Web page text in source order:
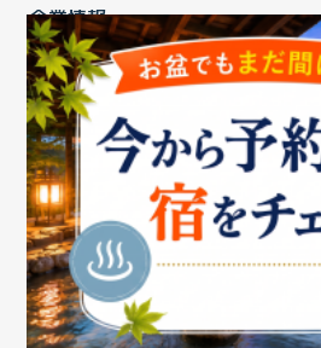
企業情報
ご利用中の方
お問い合わせ消費税の表示 ウェブア
個人情報保護ポリシープライバシーポ
特定商取引法に基づく表記情報セキ
商標についてBIGLOBEトップ